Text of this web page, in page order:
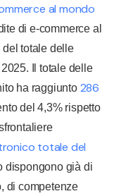
al mondo
di e-commerce al
totale delle
Il totale delle
ha raggiunto 286
del 4,3% rispetto
totale del
dispongono già di
di competenze